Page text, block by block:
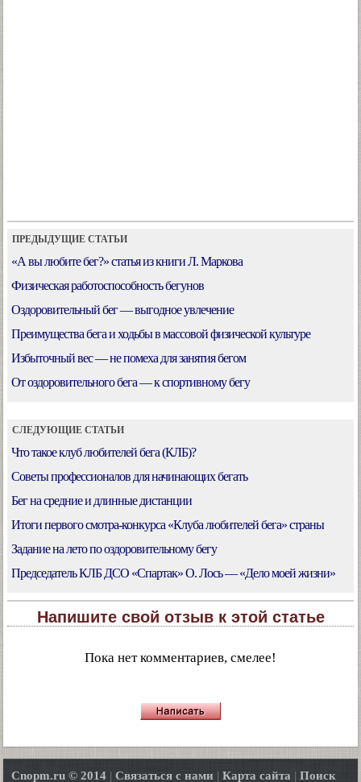
ПРЕДЫДУЩИЕ СТАТЬИ
«А вы любите бег?» статья из книги Л. Маркова
Физическая работоспособность бегунов
Оздоровительный бег — выгодное увлечение
Преимущества бега и ходьбы в массовой физической культуре
Избыточный вес — не помеха для занятия бегом
От оздоровительного бега — к спортивному бегу
СЛЕДУЮЩИЕ СТАТЬИ
Что такое клуб любителей бега (КЛБ)?
Советы профессионалов для начинающих бегать
Бег на средние и длинные дистанции
Итоги первого смотра-конкурса «Клуба любителей бега» страны
Задание на лето по оздоровительному бегу
Председатель КЛБ ДСО «Спартак» О. Лось — «Дело моей жизни»
Напишите свой отзыв к этой статье
Пока нет комментариев, смелее!
Cnopm.ru © 2014 | Связаться с нами | Карта сайта | Поиск